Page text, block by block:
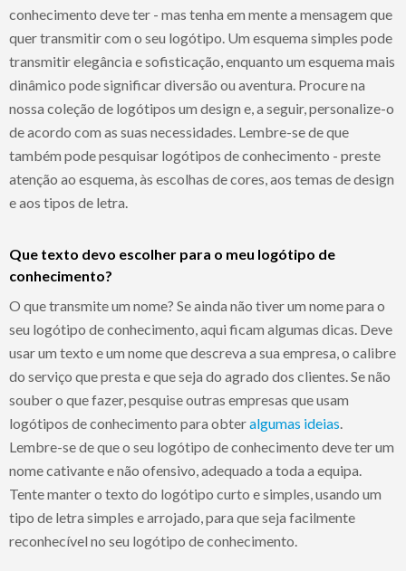
conhecimento deve ter - mas tenha em mente a mensagem que
quer transmitir com o seu logótipo. Um esquema simples pode
transmitir elegância e sofisticação, enquanto um esquema mais
dinâmico pode significar diversão ou aventura. Procure na
nossa coleção de logótipos um design e, a seguir, personalize-o
de acordo com as suas necessidades. Lembre-se de que
também pode pesquisar logótipos de conhecimento - preste
atenção ao esquema, às escolhas de cores, aos temas de design
e aos tipos de letra.
Que texto devo escolher para o meu logótipo de
conhecimento?
O que transmite um nome? Se ainda não tiver um nome para o
seu logótipo de conhecimento, aqui ficam algumas dicas. Deve
usar um texto e um nome que descreva a sua empresa, o calibre
do serviço que presta e que seja do agrado dos clientes. Se não
souber o que fazer, pesquise outras empresas que usam
logótipos de conhecimento para obteralgumas ideias
Lembre-se de que o seu logótipo de conhecimento deve ter um
nome cativante e não ofensivo, adequado a toda a equipa.
Tente manter o texto do logótipo curto e simples, usando um
tipo de letra simples e arrojado, para que seja facilmente
reconhecível no seu logótipo de conhecimento.